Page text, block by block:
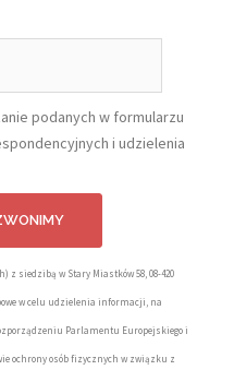
podanych w formularzu
i udzielenia
siedzibą w Stary Miastków 58, 08-420
w celu udzielenia informacji, na
Parlamentu Europejskiego i
ochrony osób fizycznych w związku z